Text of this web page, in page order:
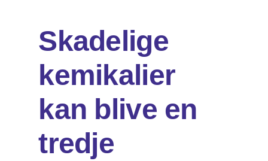
Om os
DA
efter:
Skadelige
kemikalier
kan blive en
tredje